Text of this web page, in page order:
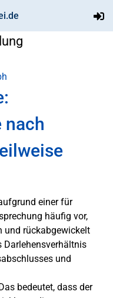
nach
einer für
häufig vor,
und rückabgewickelt
Darlehensverhältnis
und
bedeutet, dass der